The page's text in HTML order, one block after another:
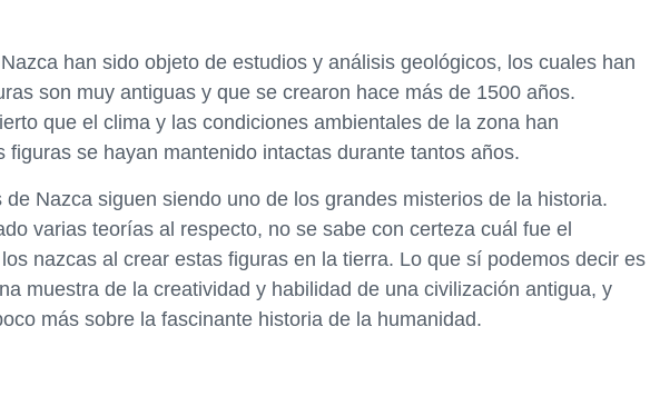
han sido objeto de estudios y análisis geológicos, los cuales han
son muy antiguas y que se crearon hace más de 1500 años.
que el clima y las condiciones ambientales de la zona han
figuras se hayan mantenido intactas durante tantos años.
Nazca siguen siendo uno de los grandes misterios de la historia.
varias teorías al respecto, no se sabe con certeza cuál fue el
nazcas al crear estas figuras en la tierra. Lo que sí podemos decir es
muestra de la creatividad y habilidad de una civilización antigua, y
más sobre la fascinante historia de la humanidad.